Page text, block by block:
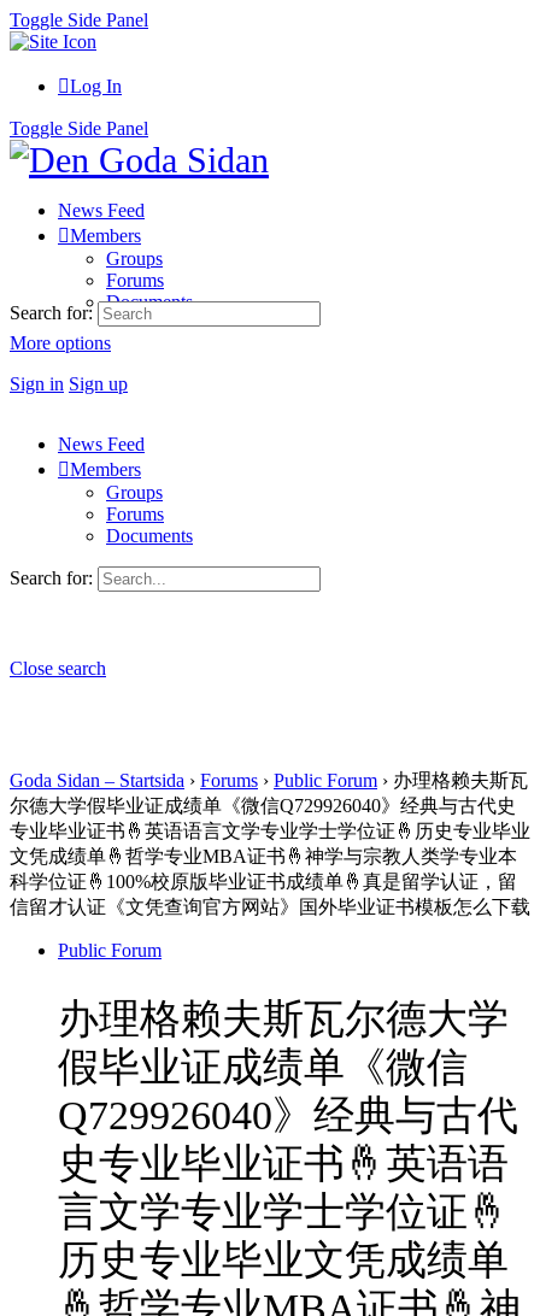
Toggle Side Panel
Log In
Toggle Side Panel
News Feed
Members
Groups
Forums
Documents
More options
Sign in Sign up
Search for:
News Feed
Members
Groups
Forums
Documents
Search for:
Close search
Goda Sidan – Startsida › Forums › Public Forum › 办理格赖夫斯瓦
尔德大学假毕业证成绩单《微信Q729926040》经典与古代史
专业毕业证书🤞英语语言文学专业学士学位证🤞历史专业毕业
文凭成绩单🤞哲学专业MBA证书🤞神学与宗教人类学专业本
科学位证🤞100%校原版毕业证书成绩单🤞真是留学认证，留
信留才认证《文凭查询官方网站》国外毕业证书模板怎么下载
Public Forum
办理格赖夫斯瓦尔德大学
假毕业证成绩单《微信
Q729926040》经典与古代
史专业毕业证书🤞英语语
言文学专业学士学位证🤞
历史专业毕业文凭成绩单